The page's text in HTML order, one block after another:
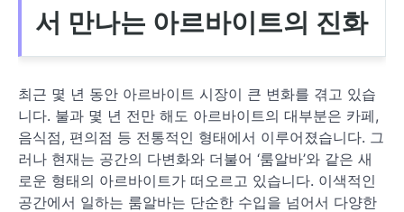
서 만나는 아르바이트의 진화
최근 몇 년 동안 아르바이트 시장이 큰 변화를 겪고 있습
니다. 불과 몇 년 전만 해도 아르바이트의 대부분은 카페,
음식점, 편의점 등 전통적인 형태에서 이루어졌습니다. 그
러나 현재는 공간의 다변화와 더불어 ‘룸알바’와 같은 새
로운 형태의 아르바이트가 떠오르고 있습니다. 이색적인
공간에서 일하는 룸알바는 단순한 수입을 넘어서 다양한